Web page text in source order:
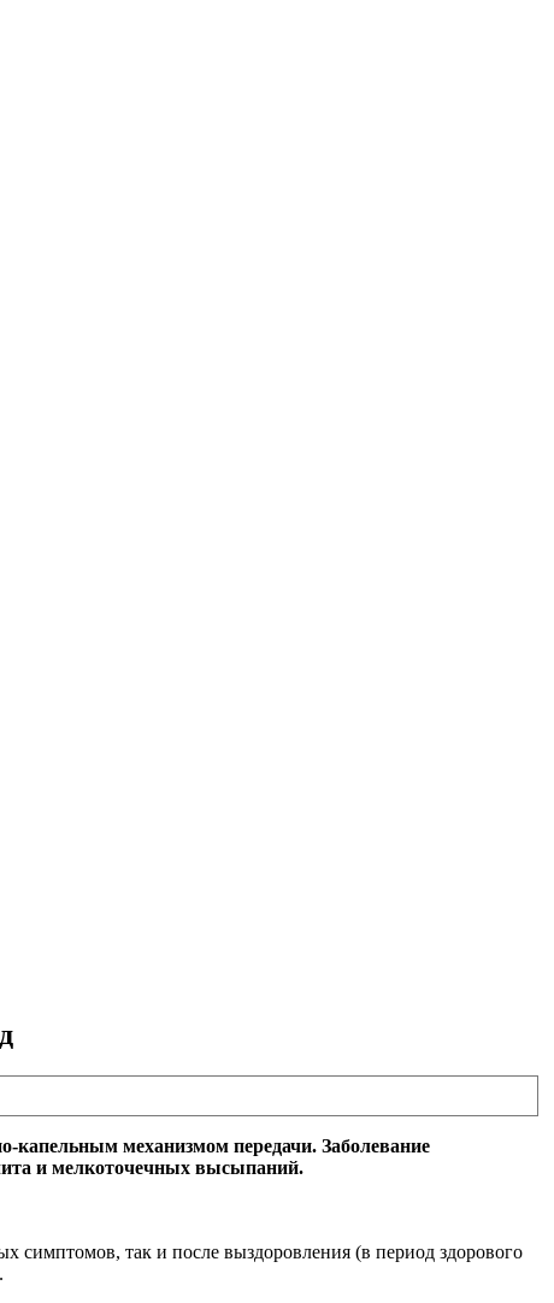
механизмом передачи. Заболевание
и мелкоточечных высыпаний.
симптомов, так и после выздоровления (в период здорового